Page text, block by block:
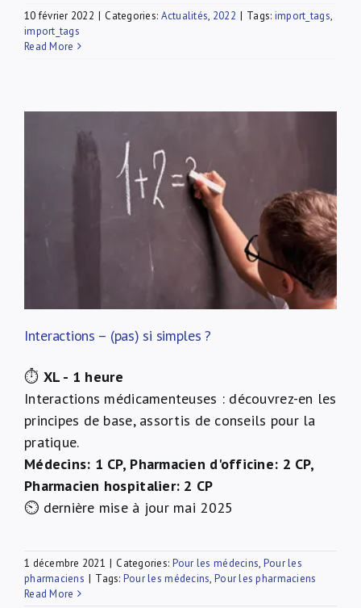
10 février 2022 | Categories: Actualités, 2022 | Tags: import_tags,
import_tags
Read More
Interactions – (pas) si simples ?
⏱ XL - 1 heure
Interactions médicamenteuses : découvrez-en les
principes de base, assortis de conseils pour la
pratique.
Médecins: 1 CP, Pharmacien d'officine: 2 CP,
Pharmacien hospitalier: 2 CP
⏲ dernière mise à jour mai 2025
1 décembre 2021 | Categories: Pour les médecins, Pour les
pharmaciens | Tags: Pour les médecins,Pour les pharmaciens
Read More